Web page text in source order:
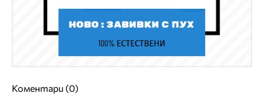
Коментари (0)